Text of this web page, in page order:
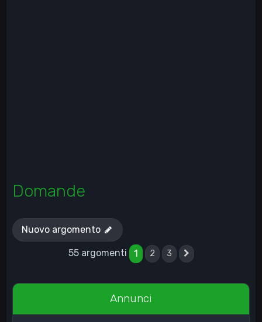
Domande
Nuovo argomento
55 argomenti 1 2 3
Annunci